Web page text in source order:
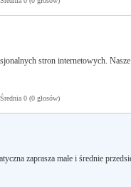
stron internetowych.
0 (0 głosów)
zaprasza małe i średnie